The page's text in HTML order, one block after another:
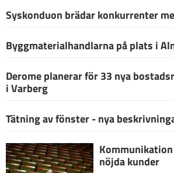
Syskonduon brädar konkurrenter
Byggmaterialhandlarna på plats i
Derome planerar för 33 nya
i Varberg
Tätning av fönster - nya
nöjda kunder